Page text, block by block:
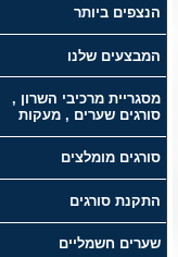
הנצפים ביותר
המבצעים שלנו
מסגריית מרכיבי השרון ,
סורגים שערים , מעקות
סורגים מומלצים
התקנת סורגים
שערים חשמליים